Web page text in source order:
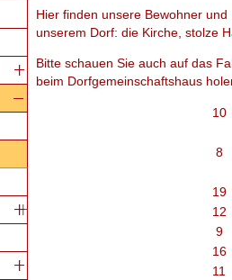
Hier finden unsere Bewohner
unserem Dorf: die Kirche, stolze
Bitte schauen Sie auch auf das
beim Dorfgemeinschaftshaus
10
8
19
12
9
16
11